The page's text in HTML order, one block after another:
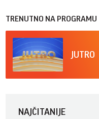
TRENUTNO NA PROGRAMU
JUTRO
NAJČITANIJE